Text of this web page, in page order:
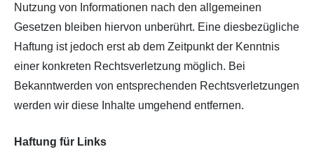
Nutzung von Informationen nach den allgemeinen
Gesetzen bleiben hiervon unberührt. Eine diesbezügliche
Haftung ist jedoch erst ab dem Zeitpunkt der Kenntnis
einer konkreten Rechtsverletzung möglich. Bei
Bekanntwerden von entsprechenden Rechtsverletzungen
werden wir diese Inhalte umgehend entfernen.
Haftung für Links